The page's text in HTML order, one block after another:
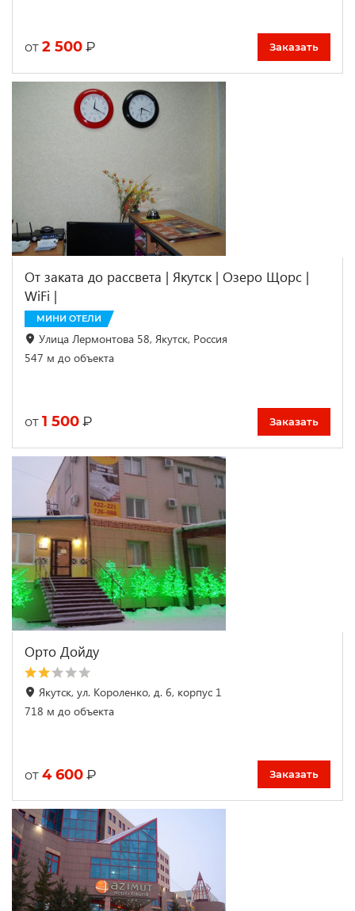
от 2 500 ₽ Заказать
От заката до рассвета | Якутск | Озеро Щорс |
WiFi |
МИНИ ОТЕЛИ
Улица Лермонтова 58, Якутск, Россия
547 м до объекта
от 1 500 ₽ Заказать
Орто Дойду
Якутск, ул. Короленко, д. 6, корпус 1
718 м до объекта
от 4 600 ₽ Заказать